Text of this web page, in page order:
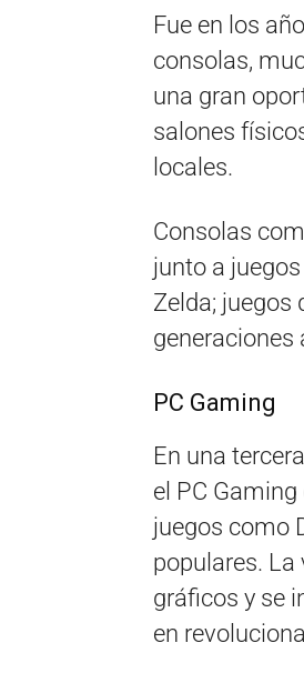
Fue en los
consolas,
una gran
salones
locales.
Consolas
junto a
Zelda; juegos
generaciones
PC Gaming
En una
el PC
juegos como
populares. La
gráficos y se
en